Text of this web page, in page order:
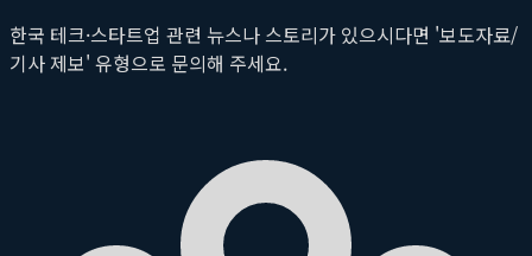
한국 테크·스타트업 관련 뉴스나 스토리가 있으시다면 '보도자료/
기사 제보' 유형으로 문의해 주세요.